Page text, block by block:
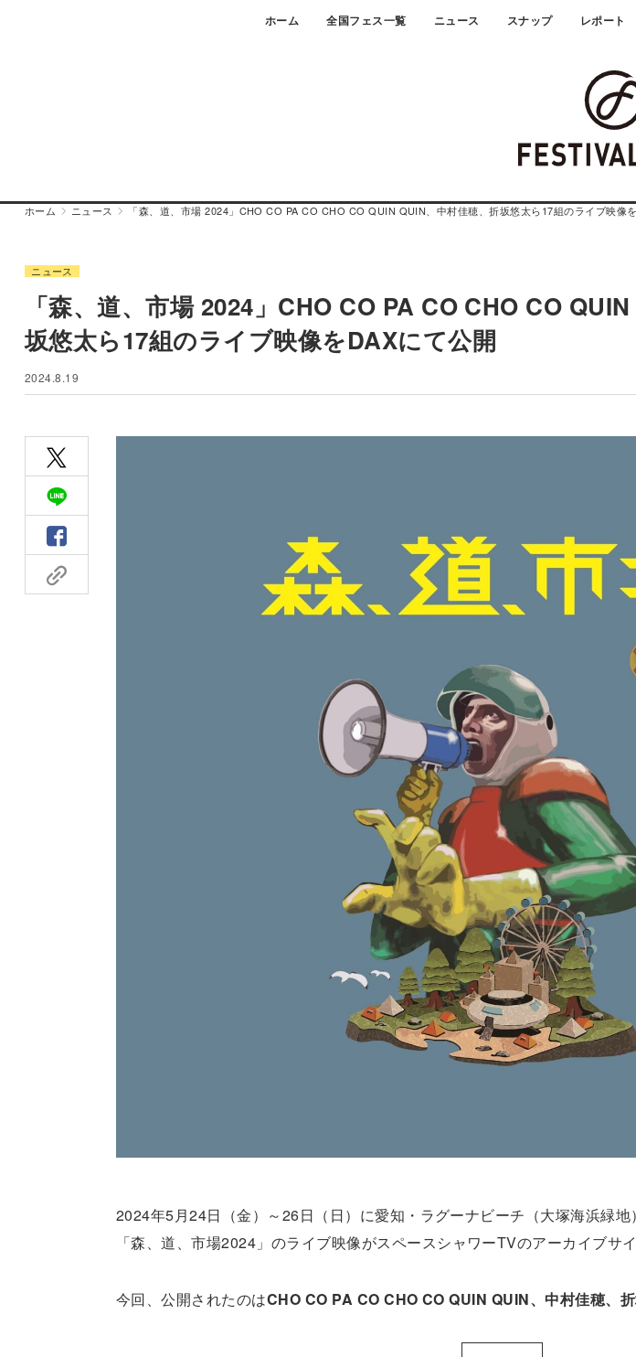
ホーム 全国フェス一覧 ニュース スナップ レポート
ホーム ニュース 「森、道、市場 2024」CHO CO PA CO CHO CO QUIN QUIN、中村佳穂、折坂悠太ら17組のライブ映像
ニュース
「森、道、市場 2024」CHO CO PA CO CHO CO
坂悠太ら17組のライブ映像をDAXにて公開
2024.8.19
2024年5月24日（金）～26日（日）に愛知・ラグーナビーチ（大塚海浜緑
「森、道、市場2024」のライブ映像がスペースシャワーTVのアーカイブサ
今回、公開されたのはCHO CO PA CO CHO CO QUIN QUIN、中村佳穂、